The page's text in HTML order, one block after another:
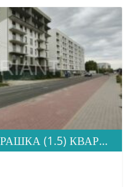
ПРОДАЄТЬСЯ ПІВТОРАШКА (1.5) КВАРТИРА З ІДЕАЛЬНОЮ ЛОКАЦІЄЮ, ЖК HOME